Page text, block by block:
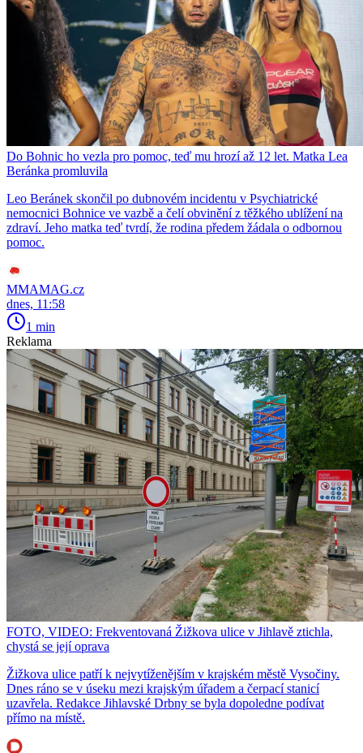
Do Bohnic ho vezla pro pomoc, teď mu hrozí až 12 let. Matka Lea
Beránka promluvila
Leo Beránek skončil po dubnovém incidentu v Psychiatrické
nemocnici Bohnice ve vazbě a čelí obvinění z těžkého ublížení na
zdraví. Jeho matka teď tvrdí, že rodina předem žádala o odbornou
pomoc.
MMAMAG.cz
dnes, 11:58
1 min
Reklama
FOTO, VIDEO: Frekventovaná Žižkova ulice v Jihlavě ztichla,
chystá se její oprava
Žižkova ulice patří k nejvytíženějším v krajském městě Vysočiny.
Dnes ráno se v úseku mezi krajským úřadem a čerpací stanicí
uzavřela. Redakce Jihlavské Drbny se byla dopoledne podívat
přímo na místě.